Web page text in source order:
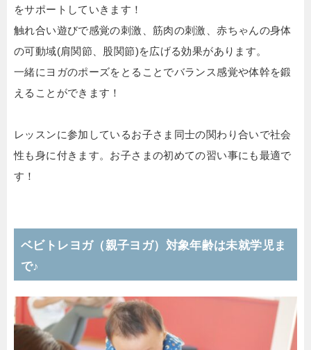
をサポートしていきます！
触れ合い遊びで感覚の刺激、筋肉の刺激、赤ちゃんの身体
の可動域(肩関節、股関節)を広げる効果があります。
一緒にヨガのポーズをとることでバランス感覚や体幹を鍛
えることができます！
レッスンに参加しているお子さま同士の関わり合いで社会
性も身に付きます。お子さまの初めての習い事にも最適で
す！
ベビトレヨガ（親子ヨガ）対象年齢は未就学児ま
で♪